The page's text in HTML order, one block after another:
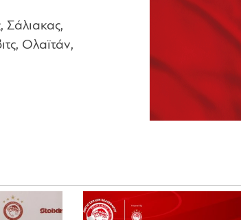
Σάλιακας,
Ολαϊτάν,